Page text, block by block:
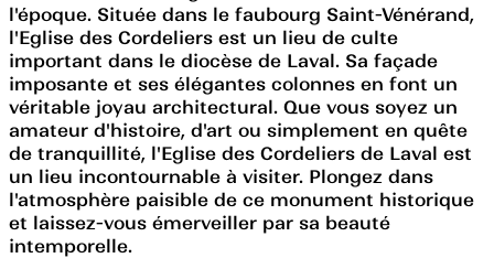
l'époque. Située dans le faubourg Saint-Vénérand,
l'Eglise des Cordeliers est un lieu de culte
important dans le diocèse de Laval. Sa façade
imposante et ses élégantes colonnes en font un
véritable joyau architectural. Que vous soyez un
amateur d'histoire, d'art ou simplement en quête
de tranquillité, l'Eglise des Cordeliers de Laval est
un lieu incontournable à visiter. Plongez dans
l'atmosphère paisible de ce monument historique
et laissez-vous émerveiller par sa beauté
intemporelle.